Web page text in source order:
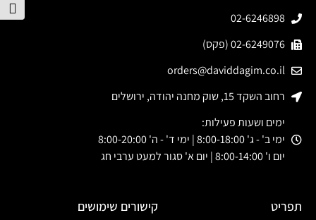
02-6246898
02-6249076 (פקס)
orders@daviddagim.co.il
רחוב השקד 15, שוק מחנה יהודה, ירושלים
ימים ושעות פעילות:
ימי ב' - ג' 8:00-18:00 | ימי ד' - ה' 8:00-20:00
יום ו' 8:00-14:00 | יום א' סגור למעט ערבי חג
תפריט קישורים שימושים